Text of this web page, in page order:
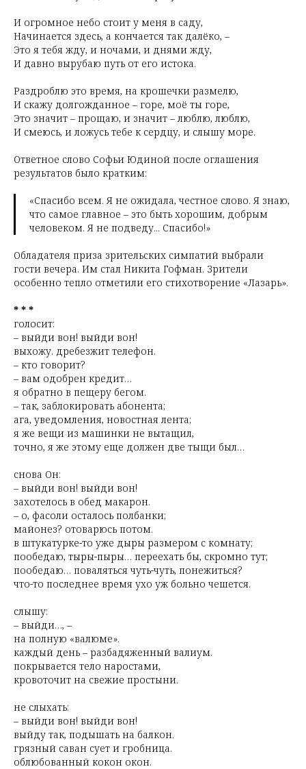
И огромное небо стоит у меня в саду,
Начинается здесь, а кончается так далёко, –
Это я тебя жду, и ночами, и днями жду,
И давно вырубаю путь от его истока.
Раздроблю это время, на крошечки размелю,
И скажу долгожданное – горе, моё ты горе,
Это значит – прощаю, и значит – люблю, люблю,
И смеюсь, и ложусь тебе к сердцу, и слышу море.
Ответное слово Софьи Юдиной после оглашения
результатов было кратким:
«Спасибо всем. Я не ожидала, честное слово. Я знаю,
что самое главное – это быть хорошим, добрым
человеком. Я не подведу... Спасибо!»
Обладателя приза зрительских симпатий выбрали
гости вечера. Им стал Никита Гофман. Зрители
особенно тепло отметили его стихотворение «Лазарь».
* * *
голосит:
– выйди вон! выйди вон!
выхожу. дребезжит телефон.
– кто говорит?
– вам одобрен кредит…
я обратно в пещеру бегом.
– так, заблокировать абонента;
ага, уведомления, новостная лента;
я же вещи из машинки не вытащил,
точно, я же этому еще должен две тыщи был…
снова Он:
– выйди вон! выйди вон!
захотелось в обед макарон.
– о, фасоли осталось полбанки;
майонез? отоварюсь потом.
в штукатурке-то уже дыры размером с комнату;
пообедаю, тыры-пыры… переехать бы, скромно тут;
пообедаю… поваляться чуть-чуть, понежиться?
что-то последнее время ухо уж больно чешется.
слышу:
– выйди…, –
на полную «валюме».
каждый день – разбадяженный валиум.
покрывается тело наростами,
кровоточит на свежие простыни.
не слыхать:
– выйди вон! выйди вон!
выйду так, подышать на балкон.
грязный саван сует и гробница.
облюбованный кокон окон.